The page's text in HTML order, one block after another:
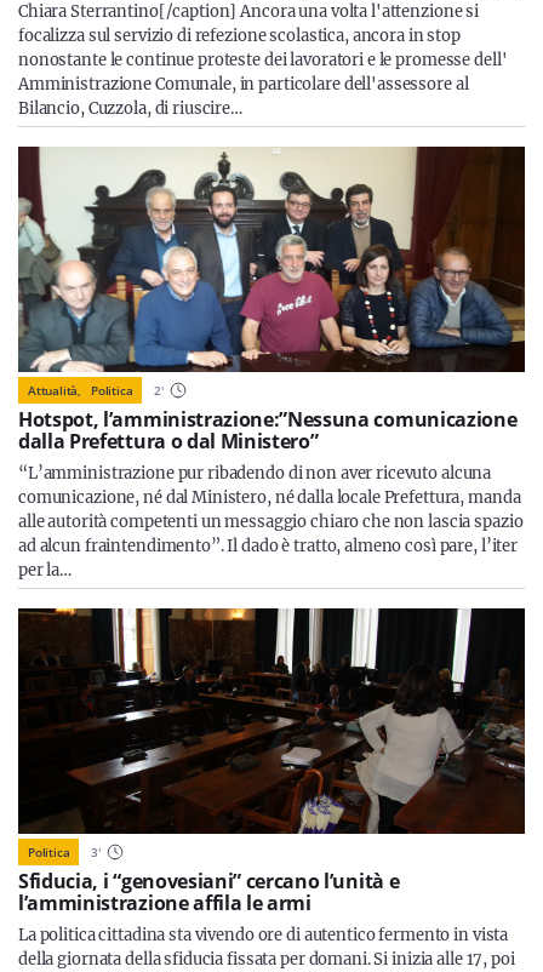
Chiara Sterrantino[/caption] Ancora una volta l'attenzione si
focalizza sul servizio di refezione scolastica, ancora in stop
nonostante le continue proteste dei lavoratori e le promesse dell'
Amministrazione Comunale, in particolare dell'assessore al
Bilancio, Cuzzola, di riuscire…
Attualità, Politica 2'
Hotspot, l’amministrazione:”Nessuna comunicazione
dalla Prefettura o dal Ministero”
“L’amministrazione pur ribadendo di non aver ricevuto alcuna
comunicazione, né dal Ministero, né dalla locale Prefettura, manda
alle autorità competenti un messaggio chiaro che non lascia spazio
ad alcun fraintendimento”. Il dado è tratto, almeno così pare, l’iter
per la…
Politica 3'
Sfiducia, i “genovesiani” cercano l’unità e
l’amministrazione affila le armi
La politica cittadina sta vivendo ore di autentico fermento in vista
della giornata della sfiducia fissata per domani. Si inizia alle 17, poi